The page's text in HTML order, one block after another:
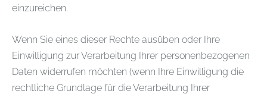
einzureichen.
Wenn Sie eines dieser Rechte ausüben oder Ihre
Einwilligung zur Verarbeitung Ihrer personenbezogenen
Daten widerrufen möchten (wenn Ihre Einwilligung die
rechtliche Grundlage für die Verarbeitung Ihrer